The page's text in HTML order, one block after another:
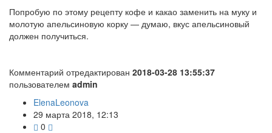
Попробую по этому рецепту кофе и какао заменить на муку и
молотую апельсиновую корку — думаю, вкус апельсиновый
должен получиться.
Комментарий отредактирован 2018-03-28 13:55:37
пользователем admin
ElenaLeonova
29 марта 2018, 12:13
0